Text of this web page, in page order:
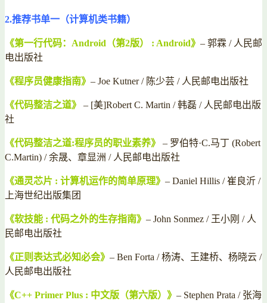
2.推荐书单一（计算机类书籍）
《第一行代码：Android（第2版） : Android》 – 郭霖 / 人民邮
电出版社
《程序员健康指南》 – Joe Kutner / 陈少芸 / 人民邮电出版社
《代码整洁之道》
– [美]Robert C. Martin / 韩磊 / 人民邮电出版
社
《代码整洁之道:程序员的职业素养》
– 罗伯特·C.马丁 (Robert
C.Martin) / 余晟、章显洲 / 人民邮电出版社
《通灵芯片 : 计算机运作的简单原理》 – Daniel Hillis / 崔良沂 /
上海世纪出版集团
《软技能 : 代码之外的生存指南》 – John Sonmez / 王小刚 / 人
民邮电出版社
《正则表达式必知必会》 – Ben Forta / 杨涛、王建桥、杨晓云 /
人民邮电出版社
《C++ Primer Plus : 中文版（第六版）》 – Stephen Prata / 张海